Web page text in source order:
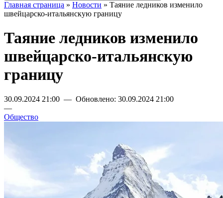
Главная страница » Новости » Таяние ледников изменило
швейцарско-итальянскую границу
Таяние ледников изменило
швейцарско-итальянскую
границу
30.09.2024 21:00 — Обновлено: 30.09.2024 21:00
—
Общество